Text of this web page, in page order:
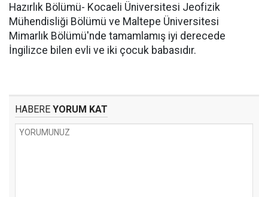
Hazırlık Bölümü- Kocaeli Üniversitesi Jeofizik
Mühendisliği Bölümü ve Maltepe Üniversitesi
Mimarlık Bölümü'nde tamamlamış iyi derecede
İngilizce bilen evli ve iki çocuk babasıdır.
HABERE YORUM KAT